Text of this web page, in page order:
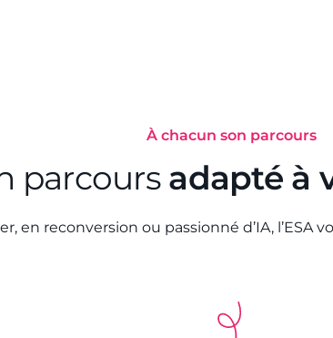
À chacun son parcours
parcours adapté à
en reconversion ou passionné d’IA,